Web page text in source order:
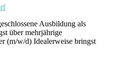
Ausbildung als
über mehrjährige
(m/w/d) Idealerweise bringst